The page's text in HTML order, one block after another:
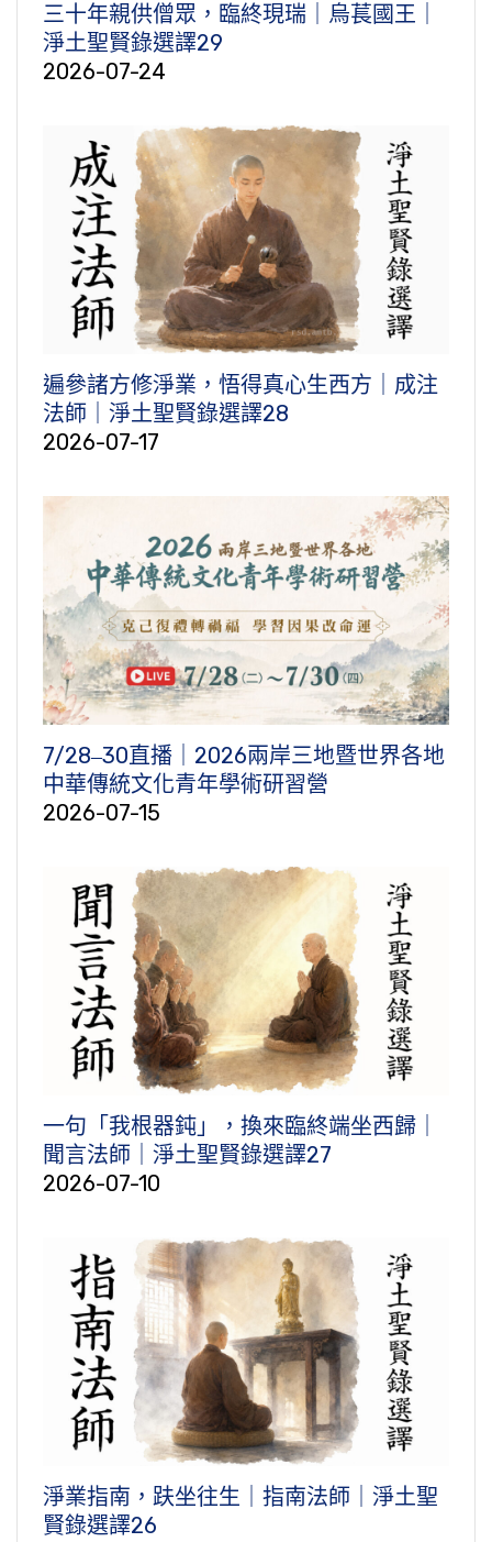
三十年親供僧眾，臨終現瑞｜烏萇國王｜
淨土聖賢錄選譯29
2026-07-24
遍參諸方修淨業，悟得真心生西方｜成注
法師｜淨土聖賢錄選譯28
2026-07-17
7/28‒30直播｜2026兩岸三地暨世界各地
中華傳統文化青年學術研習營
2026-07-15
一句「我根器鈍」，換來臨終端坐西歸｜
聞言法師｜淨土聖賢錄選譯27
2026-07-10
淨業指南，趺坐往生｜指南法師｜淨土聖
賢錄選譯26